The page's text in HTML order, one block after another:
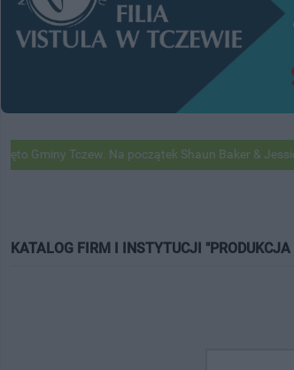
Tczew. Na początek Shaun Baker & Jessica
KATALOG FIRM I INSTYTUCJI